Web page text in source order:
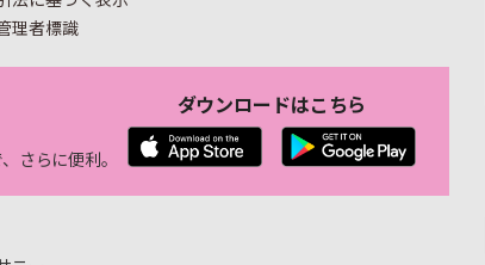
理者標識
さらに便利。
ダウンロードはこちら